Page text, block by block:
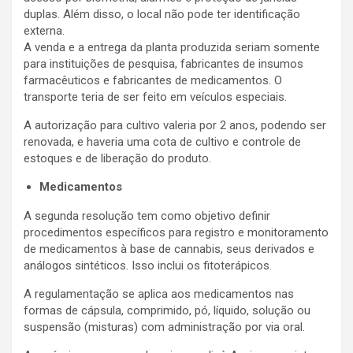
duplas. Além disso, o local não pode ter identificação
externa.
A venda e a entrega da planta produzida seriam somente
para instituições de pesquisa, fabricantes de insumos
farmacêuticos e fabricantes de medicamentos. O
transporte teria de ser feito em veículos especiais.
A autorização para cultivo valeria por 2 anos, podendo ser
renovada, e haveria uma cota de cultivo e controle de
estoques e de liberação do produto.
Medicamentos
A segunda resolução tem como objetivo definir
procedimentos específicos para registro e monitoramento
de medicamentos à base de cannabis, seus derivados e
análogos sintéticos. Isso inclui os fitoterápicos.
A regulamentação se aplica aos medicamentos nas
formas de cápsula, comprimido, pó, líquido, solução ou
suspensão (misturas) com administração por via oral.